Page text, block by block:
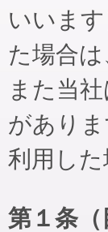
いいま
た場合
また当
があり
利用し
第１条（